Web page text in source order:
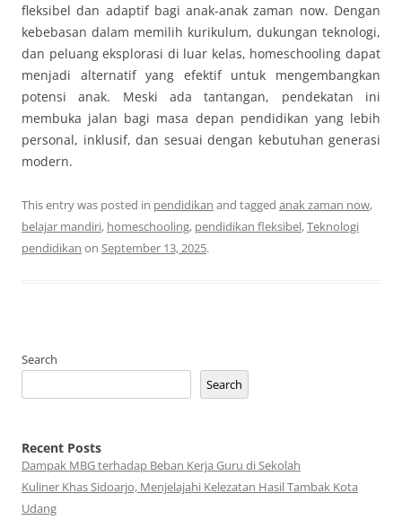
fleksibel dan adaptif bagi anak-anak zaman now. Dengan
kebebasan dalam memilih kurikulum, dukungan teknologi,
dan peluang eksplorasi di luar kelas, homeschooling dapat
menjadi alternatif yang efektif untuk mengembangkan
potensi anak. Meski ada tantangan, pendekatan ini
membuka jalan bagi masa depan pendidikan yang lebih
personal, inklusif, dan sesuai dengan kebutuhan generasi
modern.
This entry was posted in pendidikan and tagged anak zaman now,
belajar mandiri, homeschooling, pendidikan fleksibel,Teknologi
pendidikan on September 13, 2025.
Search
Search
Recent Posts
Dampak MBG terhadap Beban Kerja Guru di Sekolah
Kuliner Khas Sidoarjo, Menjelajahi Kelezatan Hasil Tambak Kota
Udang